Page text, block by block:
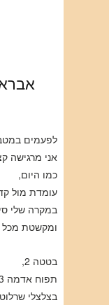
לפעמים
אני מרגישה
כמו היום,
עומדת מול
במקרה שלי
ומקשטת
בטטה 2,
תפוח אדמה 3,
בצלצלי שרלוט